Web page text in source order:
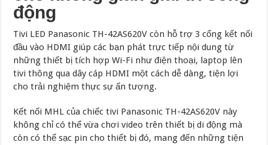
động
Tivi LED Panasonic TH-42AS620V còn hỗ trợ 3 cổng kết nối
đầu vào HDMI giúp các bạn phát trực tiếp nội dung từ
những thiết bị tích hợp Wi-Fi như điện thoại, laptop lên
tivi thông qua dây cáp HDMI một cách dễ dàng, tiện lợi
cho trải nghiệm thực sự ấn tượng.
Kết nối MHL của chiếc tivi Panasonic TH-42AS620V này
không chỉ có thể vừa chơi video trên thiết bị di động mà
còn có thể sạc pin cho thiết bị đó, mang đến những tiện